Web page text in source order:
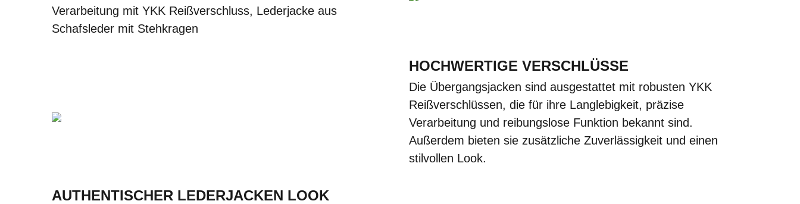
Verarbeitung mit YKK Reißverschluss, Lederjacke aus
Schafsleder mit Stehkragen
HOCHWERTIGE VERSCHLÜSSE
Die Übergangsjacken sind ausgestattet mit robusten YKK
Reißverschlüssen, die für ihre Langlebigkeit, präzise
Verarbeitung und reibungslose Funktion bekannt sind.
Außerdem bieten sie zusätzliche Zuverlässigkeit und einen
stilvollen Look.
AUTHENTISCHER LEDERJACKEN LOOK